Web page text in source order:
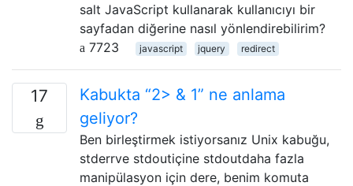
salt JavaScript kullanarak kullanıcıyı bir
sayfadan diğerine nasıl yönlendirebilirim?
7723
javascript jquery redirect
17
Kabukta “2> & 1” ne anlama
geliyor?
Ben birleştirmek istiyorsanız Unix kabuğu,
stderrve stdoutiçine stdoutdaha fazla
manipülasyon için dere, benim komuta